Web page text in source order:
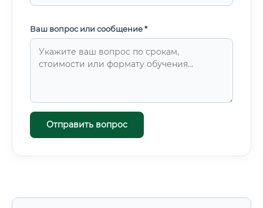
Ваш вопрос или сообщение *
Отправить вопрос